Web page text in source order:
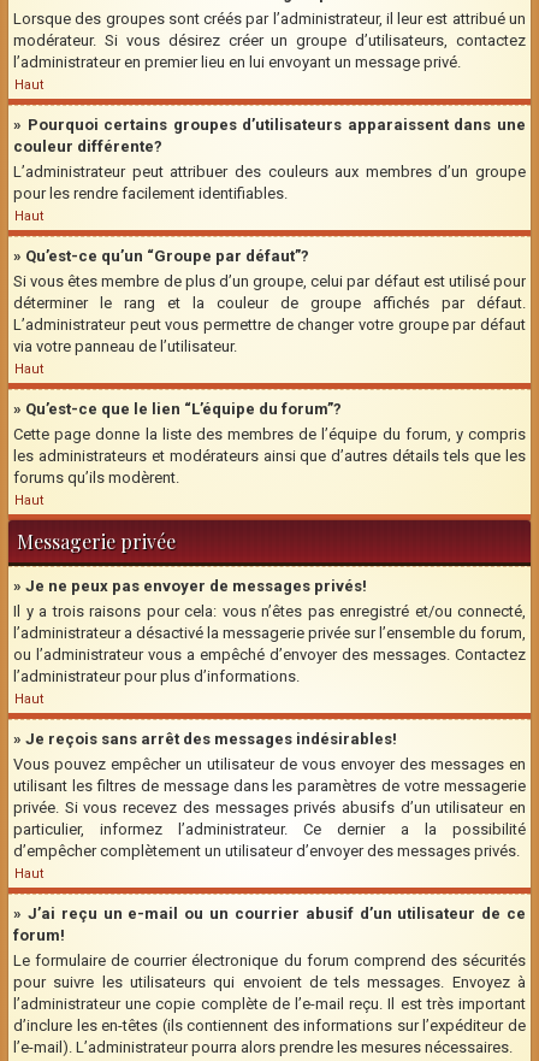
Lorsque des groupes sont créés par l’administrateur, il leur est attribué un
modérateur. Si vous désirez créer un groupe d’utilisateurs, contactez
l’administrateur en premier lieu en lui envoyant un message privé.
Haut
» Pourquoi certains groupes d’utilisateurs apparaissent dans une
couleur différente?
L’administrateur peut attribuer des couleurs aux membres d’un groupe
pour les rendre facilement identifiables.
Haut
» Qu’est-ce qu’un “Groupe par défaut”?
Si vous êtes membre de plus d’un groupe, celui par défaut est utilisé pour
déterminer le rang et la couleur de groupe affichés par défaut.
L’administrateur peut vous permettre de changer votre groupe par défaut
via votre panneau de l’utilisateur.
Haut
» Qu’est-ce que le lien “L’équipe du forum”?
Cette page donne la liste des membres de l’équipe du forum, y compris
les administrateurs et modérateurs ainsi que d’autres détails tels que les
forums qu’ils modèrent.
Haut
Messagerie privée
» Je ne peux pas envoyer de messages privés!
Il y a trois raisons pour cela: vous n’êtes pas enregistré et/ou connecté,
l’administrateur a désactivé la messagerie privée sur l’ensemble du forum,
ou l’administrateur vous a empêché d’envoyer des messages. Contactez
l’administrateur pour plus d’informations.
Haut
» Je reçois sans arrêt des messages indésirables!
Vous pouvez empêcher un utilisateur de vous envoyer des messages en
utilisant les filtres de message dans les paramètres de votre messagerie
privée. Si vous recevez des messages privés abusifs d’un utilisateur en
particulier, informez l’administrateur. Ce dernier a la possibilité
d’empêcher complètement un utilisateur d’envoyer des messages privés.
Haut
» J’ai reçu un e-mail ou un courrier abusif d’un utilisateur de ce
forum!
Le formulaire de courrier électronique du forum comprend des sécurités
pour suivre les utilisateurs qui envoient de tels messages. Envoyez à
l’administrateur une copie complète de l’e-mail reçu. Il est très important
d’inclure les en-têtes (ils contiennent des informations sur l’expéditeur de
l’e-mail). L’administrateur pourra alors prendre les mesures nécessaires.